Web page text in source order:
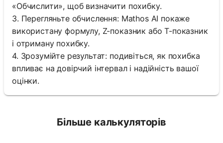
«Обчислити», щоб визначити похибку.
3. Перегляньте обчислення: Mathos AI покаже
використану формулу, Z-показник або T-показник
і отриману похибку.
4. Зрозумійте результат: подивіться, як похибка
впливає на довірчий інтервал і надійність вашої
оцінки.
Більше калькуляторів